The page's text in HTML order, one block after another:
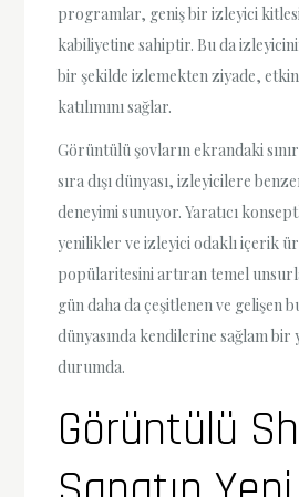
programlar, geniş bir izleyici
kabiliyetine sahiptir. Bu da
bir şekilde izlemekten ziyade,
katılımını sağlar.
Görüntülü şovların ekrandaki
sıra dışı dünyası, izleyicilere
deneyimi sunuyor. Yaratıcı
yenilikler ve izleyici odaklı içerik
popülaritesini artıran temel
gün daha da çeşitlenen ve gelişen
dünyasında kendilerine sağlam bir
durumda.
Görüntülü